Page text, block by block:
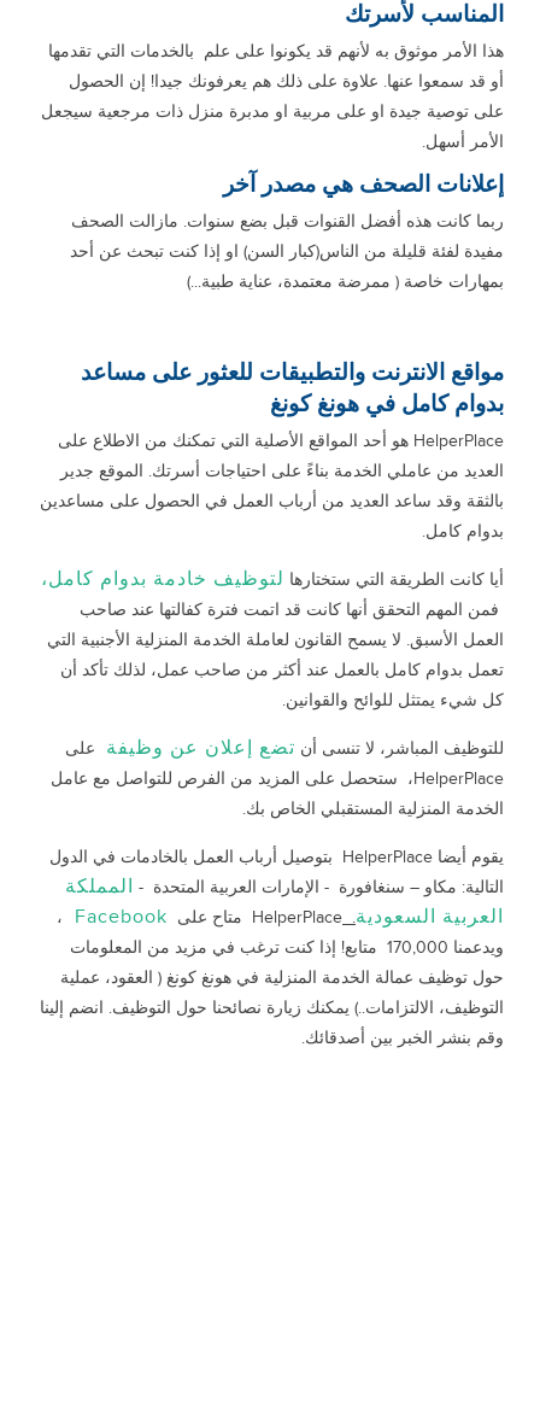
المناسب لأسرتك
هذا الأمر موثوق به لأنهم قد يكونوا على علم بالخدمات التي تقدمها
أو قد سمعوا عنها. علاوة على ذلك هم يعرفونك جيدا! إن الحصول
على توصية جيدة او على مربية او مدبرة منزل ذات مرجعية سيجعل
الأمر أسهل.
إعلانات الصحف هي مصدر آخر
ربما كانت هذه أفضل القنوات قبل بضع سنوات. مازالت الصحف
مفيدة لفئة قليلة من الناس(كبار السن) او إذا كنت تبحث عن أحد
بمهارات خاصة ( ممرضة معتمدة، عناية طبية...)
مواقع الانترنت والتطبيقات للعثور على مساعد
بدوام كامل في هونغ كونغ
HelperPlace هو أحد المواقع الأصلية التي تمكنك من الاطلاع على
العديد من عاملي الخدمة بناءً على احتياجات أسرتك. الموقع جدير
بالثقة وقد ساعد العديد من أرباب العمل في الحصول على مساعدين
بدوام كامل.
أيا كانت الطريقة التي ستختارها لتوظيف خادمة بدوام كامل،
فمن المهم التحقق أنها كانت قد اتمت فترة كفالتها عند صاحب
العمل الأسبق. لا يسمح القانون لعاملة الخدمة المنزلية الأجنبية التي
تعمل بدوام كامل بالعمل عند أكثر من صاحب عمل، لذلك تأكد أن
كل شيء يمتثل للوائح والقوانين.
للتوظيف المباشر، لا تنسى أن تضع إعلان عن وظيفة
على
HelperPlace، ستحصل على المزيد من الفرص للتواصل مع عامل
الخدمة المنزلية المستقبلي الخاص بك.
يقوم أيضا HelperPlace بتوصيل أرباب العمل بالخادمات في الدول
التالية: مكاو – سنغافورة - الإمارات العربية المتحدة - المملكة
العربية السعودية. HelperPlace متاح على Facebook
،
ويدعمنا 170,000 متابع! إذا كنت ترغب في مزيد من المعلومات
حول توظيف عمالة الخدمة المنزلية في هونغ كونغ ( العقود، عملية
التوظيف، الالتزامات..) يمكنك زيارة نصائحنا حول التوظيف. انضم إلينا
وقم بنشر الخبر بين أصدقائك.